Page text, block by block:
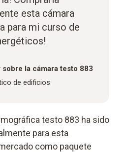
esta cámara
para mi curso de
sobre la cámara testo 883
de edificios
testo 883 ha sido
para esta
como paquete